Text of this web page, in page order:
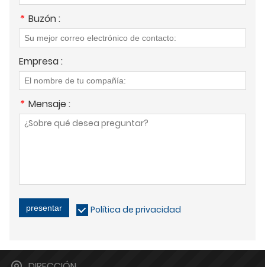
* Buzón :
Empresa :
* Mensaje :
presentar Política de privacidad